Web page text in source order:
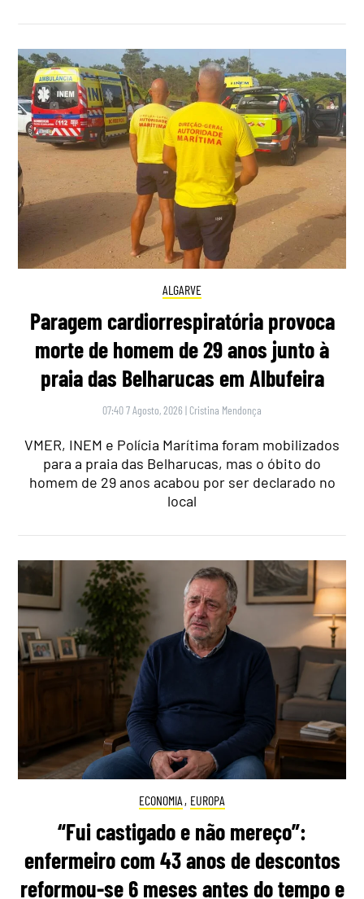
ALGARVE
Paragem cardiorrespiratória provoca
morte de homem de 29 anos junto à
praia das Belharucas em Albufeira
07:40 7 Agosto, 2026 | Cristina Mendonça
VMER, INEM e Polícia Marítima foram mobilizados
para a praia das Belharucas, mas o óbito do
homem de 29 anos acabou por ser declarado no
local
ECONOMIA , EUROPA
“Fui castigado e não mereço”:
enfermeiro com 43 anos de descontos
reformou-se 6 meses antes do tempo e